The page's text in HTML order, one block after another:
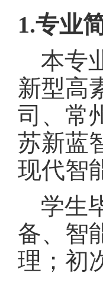
1.专业
本专
新型高
司、常
苏新蓝
现代智
学生
备、智
理；初